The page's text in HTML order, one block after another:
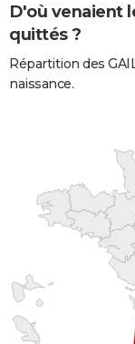
D'où venaient
quittés ?
Répartition des
naissance.